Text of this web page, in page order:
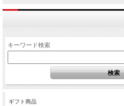
キーワード検索
ギフト商品